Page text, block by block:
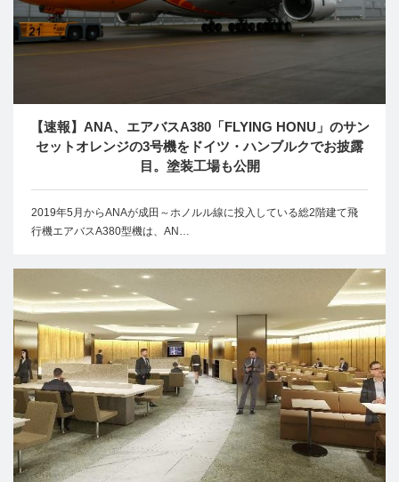
【速報】ANA、エアバスA380「FLYING HONU」のサン
セットオレンジの3号機をドイツ・ハンブルクでお披露
目。塗装工場も公開
2019年5月からANAが成田～ホノルル線に投入している総2階建て飛
行機エアバスA380型機は、AN…